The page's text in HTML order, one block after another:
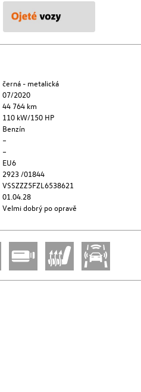
černá - metalická
07/2020
44 764 km
110 kW/150 HP
Benzín
–
–
EU6
2923 /01844
VSSZZZ5FZL6538621
01.04.28
Velmi dobrý po opravě